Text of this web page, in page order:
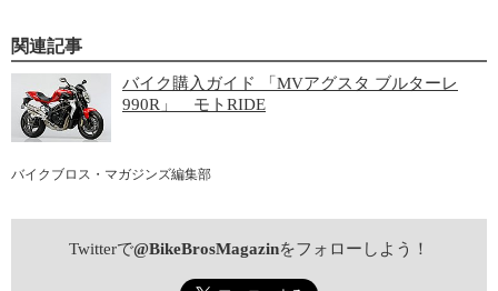
関連記事
バイク購入ガイド 「MVアグスタ ブルターレ
990R」 モトRIDE
バイクブロス・マガジンズ編集部
Twitterで@BikeBrosMagazinをフォローしよう！